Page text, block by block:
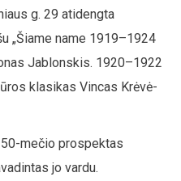
g. 29 atidengta
„Šiame name 1919–1924
Jablonskis. 1920–1922
klasikas Vincas Krėvė-
mečio prospektas
jo vardu.